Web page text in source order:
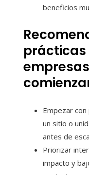
beneficios
prácticas
Empezar
un sitio o
antes de
Priorizar
impacto y